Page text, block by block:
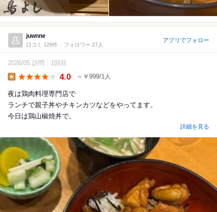
juwnne
口コミ 129件 フォロワー 27人
アプリでフォロー
2026/05 訪問 1回目
4.0 ～￥999/1人
夜は鶏肉料理専門店で
ランチで親子丼やチキンカツなどをやってます。
今日は鶏山椒焼丼で。
詳細を見る